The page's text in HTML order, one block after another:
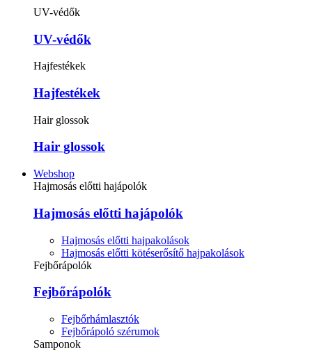
UV-védők
UV-védők
Hajfestékek
Hajfestékek
Hair glossok
Hair glossok
Webshop
Hajmosás előtti hajápolók
Hajmosás előtti hajápolók
Hajmosás előtti hajpakolások
Hajmosás előtti kötéserősítő hajpakolások
Fejbőrápolók
Fejbőrápolók
Fejbőrhámlasztók
Fejbőrápoló szérumok
Samponok